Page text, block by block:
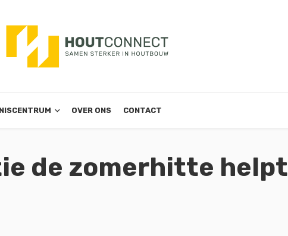
OVER ONS CONTACT
de zomerhitte helpt